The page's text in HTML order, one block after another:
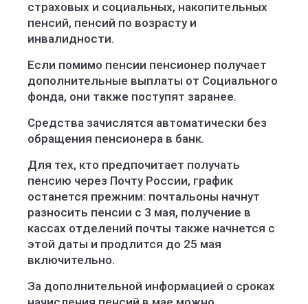
страховых и социальных, накопительных
пенсий, пенсий по возрасту и
инвалидности.
Если помимо пенсии пенсионер получает
дополнительные выплаты от Социального
фонда, они также поступят заранее.
Средства зачислятся автоматически без
обращения пенсионера в банк.
Для тех, кто предпочитает получать
пенсию через Почту России, график
останется прежним: почтальоны начнут
разносить пенсии с 3 мая, получение в
кассах отделений почты также начнется с
этой даты и продлится до 25 мая
включительно.
За дополнительной информацией о сроках